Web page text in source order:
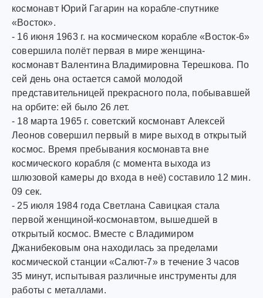
космонавт Юрий Гагарин на корабле-спутнике
«Восток».
- 16 июня 1963 г. на космическом корабле «Восток-6»
совершила полёт первая в мире женщина-
космонавт Валентина Владимировна Терешкова. По
сей день она остается самой молодой
представительницей прекрасного пола, побывавшей
на орбите: ей было 26 лет.
- 18 марта 1965 г. советский космонавт Алексей
Леонов совершил первый в мире выход в открытый
космос. Время пребывания космонавта вне
космического корабля (с момента выхода из
шлюзовой камеры до входа в неё) составило 12 мин.
09 сек.
- 25 июля 1984 года Светлана Савицкая стала
первой женщиной-космонавтом, вышедшей в
открытый космос. Вместе с Владимиром
Джанибековым она находилась за пределами
космической станции «Салют-7» в течение 3 часов
35 минут, испытывая различные инструменты для
работы с металлами.